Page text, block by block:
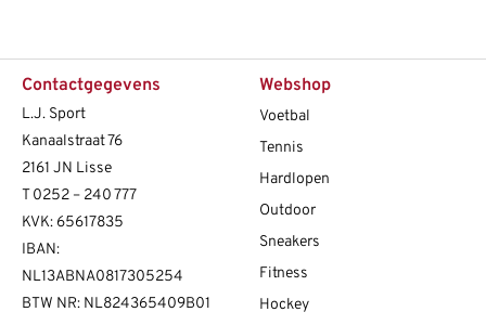
Contactgegevens
L.J. Sport
Kanaalstraat 76
2161 JN Lisse
T0252 – 240 777
KVK: 65617835
IBAN:
NL13ABNA0817305254
BTW NR: NL824365409B01
Webshop
Voetbal
Tennis
Hardlopen
Outdoor
Sneakers
Fitness
Hockey